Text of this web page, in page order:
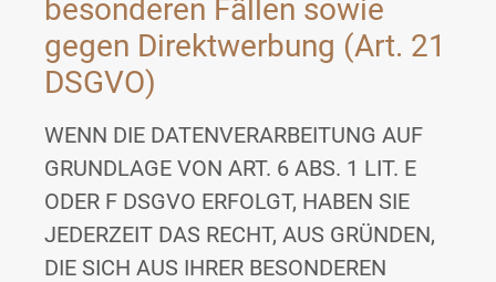
besonderen Fällen sowie
gegen Direktwerbung (Art. 21
DSGVO)
WENN DIE DATENVERARBEITUNG AUF
GRUNDLAGE VON ART. 6 ABS. 1 LIT. E
ODER F DSGVO ERFOLGT, HABEN SIE
JEDERZEIT DAS RECHT, AUS GRÜNDEN,
DIE SICH AUS IHRER BESONDEREN